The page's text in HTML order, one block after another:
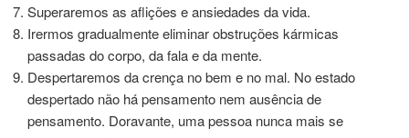
Superaremos as aflições e ansiedades da vida.
Irermos gradualmente eliminar obstruções kármicas
passadas do corpo, da fala e da mente.
Despertaremos da crença no bem e no mal. No estado
despertado não há pensamento nem ausência de
pensamento. Doravante, uma pessoa nunca mais se